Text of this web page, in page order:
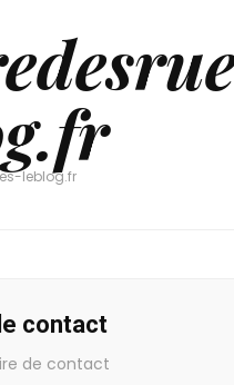
leblog.fr
contact
de contact